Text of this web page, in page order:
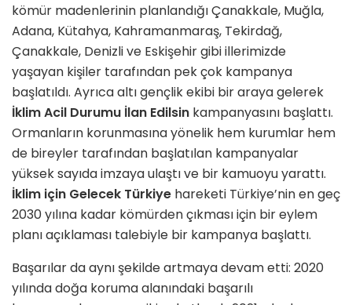
kömür madenlerinin planlandığı Çanakkale, Muğla,
Adana, Kütahya, Kahramanmaraş, Tekirdağ,
Çanakkale, Denizli ve Eskişehir gibi illerimizde
yaşayan kişiler tarafından pek çok kampanya
başlatıldı. Ayrıca altı gençlik ekibi bir araya gelerek
İklim Acil Durumu İlan Edilsin kampanyasını başlattı.
Ormanların korunmasına yönelik hem kurumlar hem
de bireyler tarafından başlatılan kampanyalar
yüksek sayıda imzaya ulaştı ve bir kamuoyu yarattı.
İklim için Gelecek Türkiye hareketi Türkiye’nin en geç
2030 yılına kadar kömürden çıkması için bir eylem
planı açıklaması talebiyle bir kampanya başlattı.
Başarılar da aynı şekilde artmaya devam etti: 2020
yılında doğa koruma alanındaki başarılı